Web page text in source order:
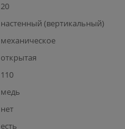
20
настенный (вертикальный)
механическое
открытая
110
медь
нет
есть